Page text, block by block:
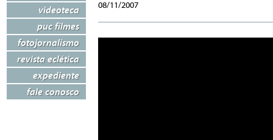
videoteca
puc filmes
fotojornalismo
revista eclética
expediente
fale conosco
08/11/2007